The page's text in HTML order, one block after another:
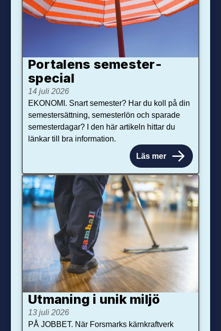
Portalens semester­
special
14 juli 2026
EKONOMI. Snart semester? Har du koll på din
semestersättning, semesterlön och sparade
semesterdagar? I den här artikeln hittar du
länkar till bra information.
Läs mer
Utmaning i unik miljö
13 juli 2026
PÅ JOBBET. När Forsmarks kärnkraftverk